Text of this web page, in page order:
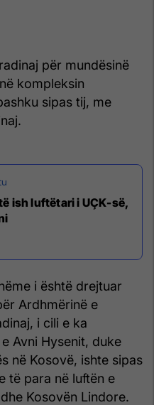
për mundësinë
kompleksin
sipas tij, me
ish luftëtari i UÇK-së,
i është drejtuar
Ardhmërinë e
i cili e ka
Avni Hysenit, duke
në Kosovë, ishte sipas
të para në luftën e
Kosovën Lindore.